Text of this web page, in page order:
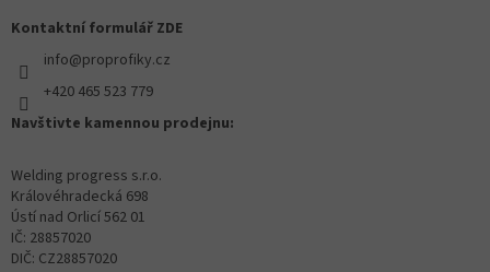
Kontaktní formulář ZDE
info@proprofiky.cz
+420 465 523 779
Navštivte kamennou prodejnu:
Welding progress s.r.o.
Královéhradecká 698
Ústí nad Orlicí 562 01
IČ: 28857020
DIČ: CZ28857020